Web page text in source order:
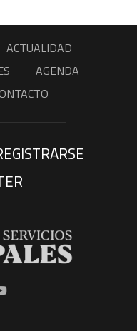
ACTUALIDAD
AGENDA